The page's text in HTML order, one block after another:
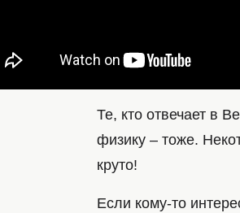
Те, кто отвечает в
физику – тоже.
круто!
Если кому-то